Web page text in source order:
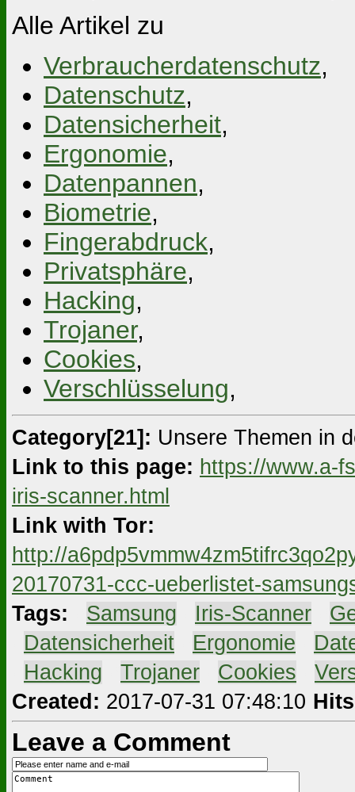
Alle Artikel zu
Verbraucherdatenschutz,
Datenschutz,
Datensicherheit,
Ergonomie,
Datenpannen,
Biometrie,
Fingerabdruck,
Privatsphäre,
Hacking,
Trojaner,
Cookies,
Verschlüsselung,
Category[21]: Unsere Themen in
Link to this page: https://www.a-
iris-scanner.html
Link with Tor:
http://
20170731-ccc-ueberlistet-
Tags:
Samsung Iris-Scanner
Datensicherheit Ergonomie
Hacking Trojaner Cookies
Created: 2017-07-31 07:48:10
Leave a Comment